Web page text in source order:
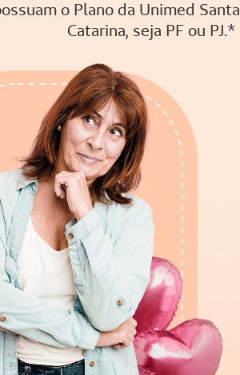
o Plano da Unimed Santa
Catarina, seja PF ou PJ.*